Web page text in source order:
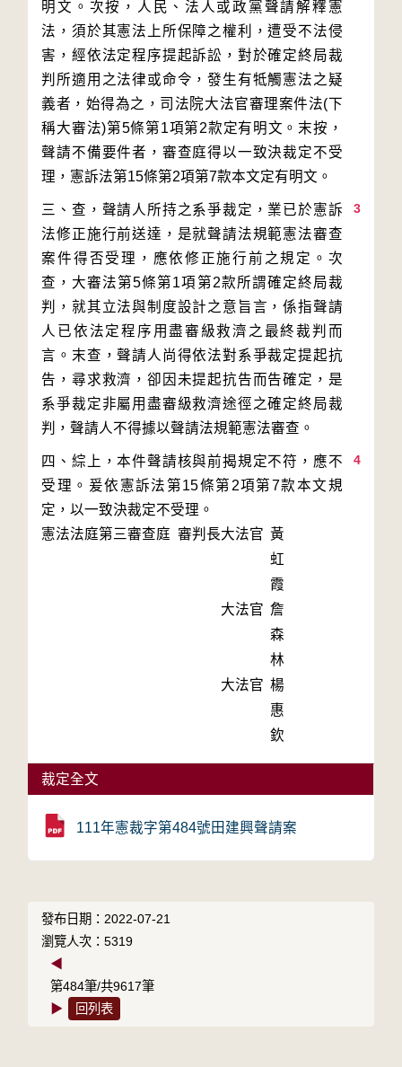
明文。次按，人民、法人或政黨聲請解釋憲
法，須於其憲法上所保障之權利，遭受不法侵
害，經依法定程序提起訴訟，對於確定終局裁
判所適用之法律或命令，發生有牴觸憲法之疑
義者，始得為之，司法院大法官審理案件法(下
稱大審法)第5條第1項第2款定有明文。末按，
聲請不備要件者，審查庭得以一致決裁定不受
3
三、查，聲請人所持之系爭裁定，業已於憲訴
法修正施行前送達，是就聲請法規範憲法審查
案件得否受理，應依修正施行前之規定。次
查，大審法第5條第1項第2款所謂確定終局裁
判，就其立法與制度設計之意旨言，係指聲請
人已依法定程序用盡審級救濟之最終裁判而
言。末查，聲請人尚得依法對系爭裁定提起抗
告，尋求救濟，卻因未提起抗告而告確定，是
系爭裁定非屬用盡審級救濟途徑之確定終局裁
4
四、綜上，本件聲請核與前揭規定不符，應不
受理。爰依憲訴法第15條第2項第7款本文規
憲法法庭第三審查庭 審判長大法官 黃
虹
霞
大法官 詹
森
林
大法官 楊
惠
欽
裁定全文
111年憲裁字第484號田建興聲請案
發布日期：2022-07-21
瀏覽人次：5319
◀
第484筆/共9617筆
▶
回列表